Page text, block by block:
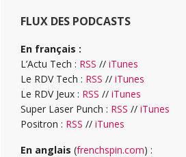
FLUX DES PODCASTS
En français :
L’Actu Tech : RSS // iTunes
Le RDV Tech : RSS // iTunes
Le RDV Jeux : RSS // iTunes
Super Laser Punch : RSS // iTunes
Positron : RSS // iTunes
En anglais (frenchspin.com) :